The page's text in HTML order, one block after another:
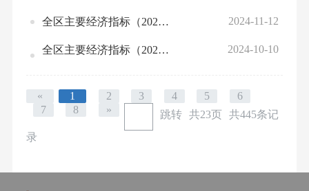
全区主要经济指标（2024年10月） 2024-11-12
全区主要经济指标（2024年第3季度） 2024-10-10
« 1 2 3 4 5
6
7
8 » 跳转 共23页
共445条记
录